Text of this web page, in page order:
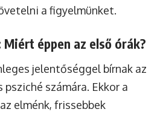
a figyelmünket.
éppen az első órák?
jelentőséggel bírnak az
számára. Ekkor a
elménk, frissebbek